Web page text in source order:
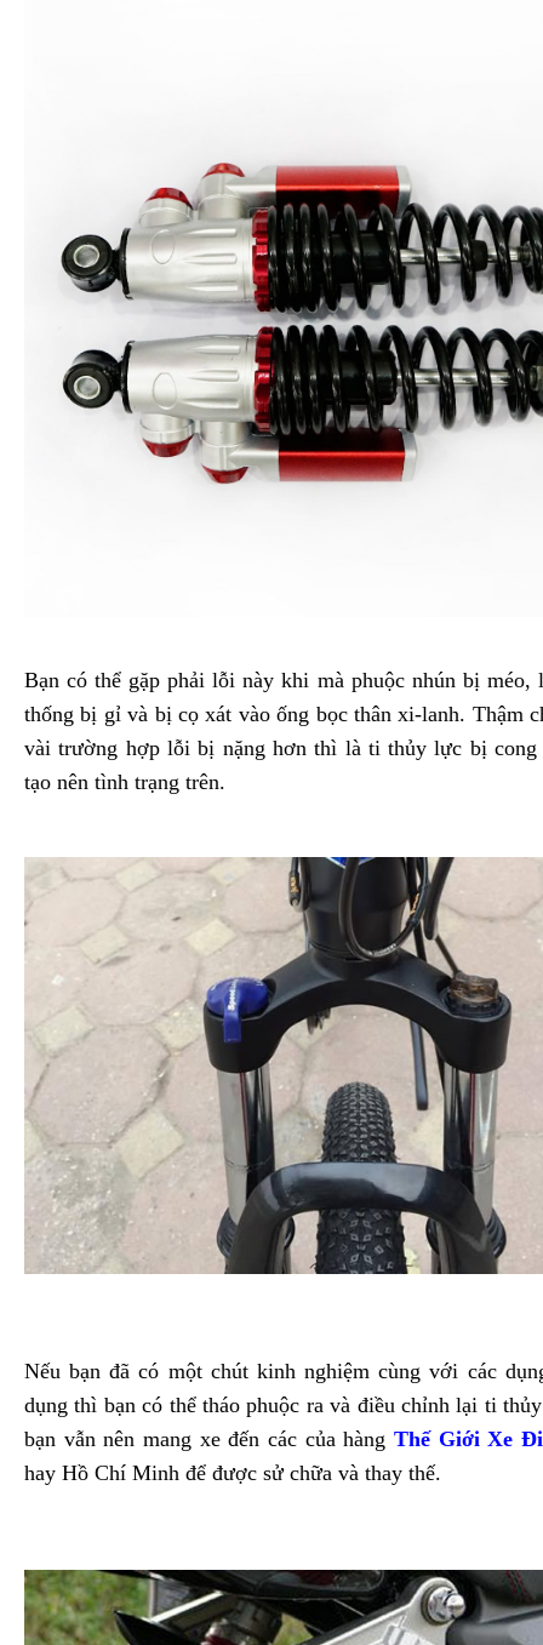
Bạn có thể gặp phải lỗi này khi mà phuộc nhún bị méo,
thống bị gỉ và bị cọ xát vào ống bọc thân xi-lanh. Thậm
vài trường hợp lỗi bị nặng hơn thì là ti thủy lực bị cong
tạo nên tình trạng trên.
Nếu bạn đã có một chút kinh nghiệm cùng với các
dụng thì bạn có thể tháo phuộc ra và điều chỉnh lại ti
bạn vẫn nên mang xe đến các của hàng Thế Giới Xe
hay Hồ Chí Minh để được sử chữa và thay thế.